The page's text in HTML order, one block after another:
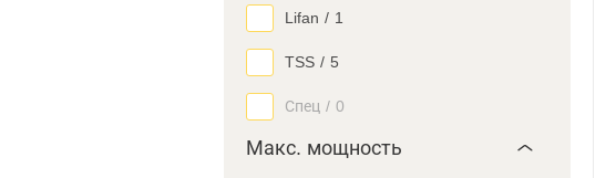
Lifan / 1
TSS / 5
Спец / 0
Макс. мощность